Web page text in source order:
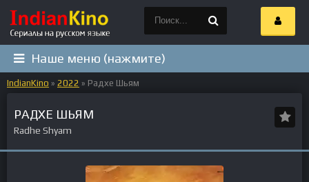
Наше меню (нажмите)
IndianKino » 2022 » Радхе Шьям
РАДХЕ ШЬЯМ
Radhe Shyam